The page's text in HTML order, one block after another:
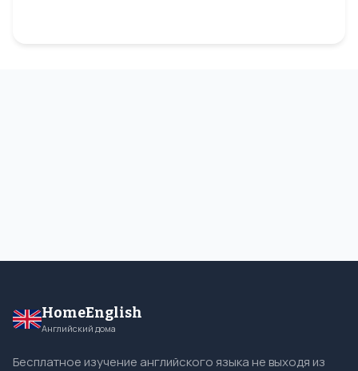
HomeEnglish
Английский дома
Бесплатное изучение английского языка не выходя из